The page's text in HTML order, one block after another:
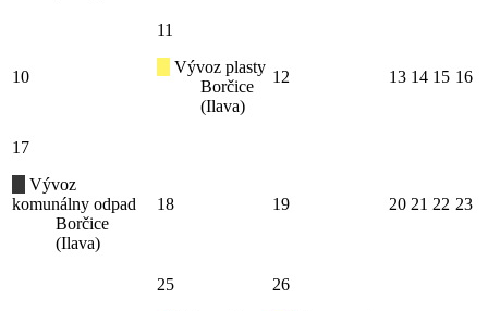
10
11
Vývoz plasty
Borčice
(Ilava)
12 13 14 15 16
17
Vývoz
komunálny odpad
Borčice
(Ilava)
18 19 20 21 22 23
25
26